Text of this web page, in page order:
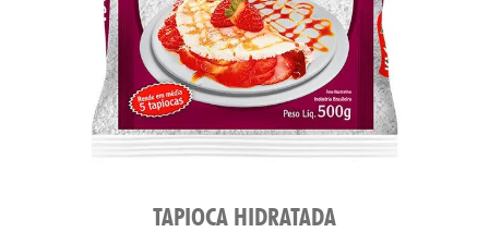
TAPIOCA HIDRATADA